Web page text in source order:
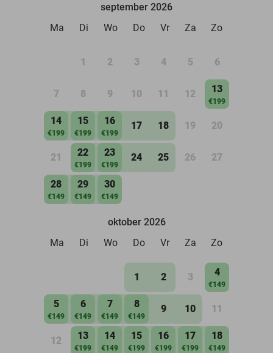
september 2026
Ma
Di Wo Do Vr Za Zo
1 2 3 4 5 6
7 8 9 10 11 12 13
€199
14
€199
15
€199
16
€199
17 18 19 20
21 22
€199
23
€199
24 25 26 27
28
€149
29
€149
30
€149
oktober 2026
Ma
Di Wo Do Vr Za Zo
1 2 3 4
€149
5
€149
6
€149
7
€149
8
€149
9 10 11
12 13
€199
14
€149
15
€199
16
€199
17
€199
18
€149